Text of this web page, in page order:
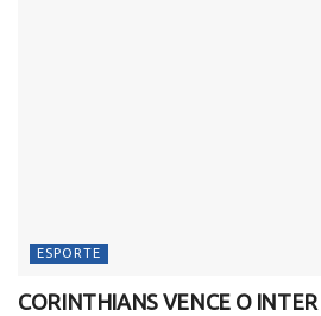
ESPORTE
CORINTHIANS VENCE O INTER